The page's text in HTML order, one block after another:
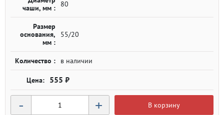
чаши, мм :
80
Размер
основания,
мм :
55/20
Количество : в наличии
555 ₽
- + В корзину